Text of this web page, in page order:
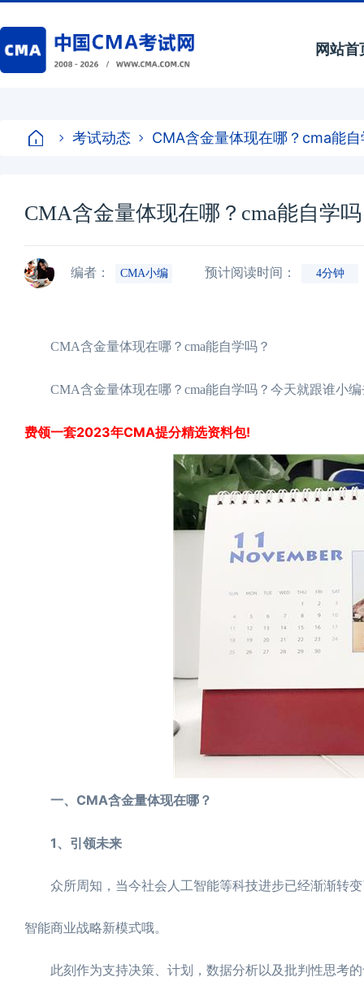
网站首
考试动态 CMA含金量体现在哪？cma能
CMA含金量体现在哪？cma能自学
编者： CMA小编 预计阅读时间： 4分钟
CMA含金量体现在哪？cma能自学吗？
CMA含金量体现在哪？cma能自学吗？今天就跟谁小编
费领一套2023年CMA提分精选资料包!
一、CMA含金量体现在哪？
1、引领未来
众所周知，当今社会人工智能等科技进步已经渐渐转变
智能商业战略新模式哦。
此刻作为支持决策、计划，数据分析以及批判性思考的